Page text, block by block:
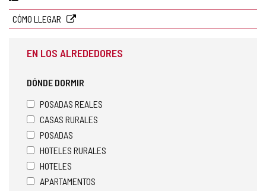
l
CÓMO LLEGAR
EN LOS ALREDEDORES
DÓNDE DORMIR
POSADAS REALES
CASAS RURALES
POSADAS
HOTELES RURALES
HOTELES
APARTAMENTOS